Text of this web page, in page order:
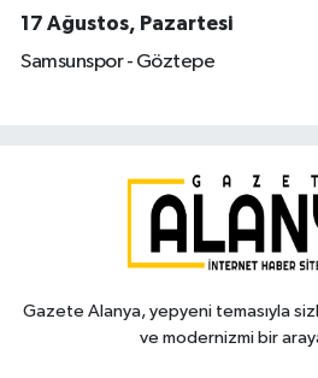
17 Ağustos, Pazartesi
Samsunspor - Göztepe
Gazete Alanya, yepyeni temasıyla
ve modernizmi bir